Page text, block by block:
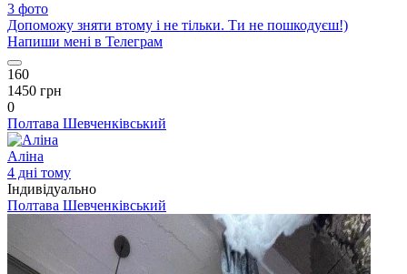
3 фото
Допоможу зняти втому і не тільки. Ти не пошкодуєш!)
Напиши мені в Телеграм
160
1450 грн
0
Полтава Шевченківський
Аліна
4 дні тому
Індивідуально
Полтава Шевченківський